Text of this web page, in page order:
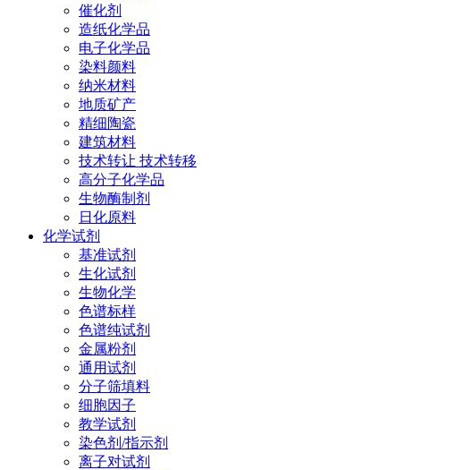
催化剂
造纸化学品
电子化学品
染料颜料
纳米材料
地质矿产
精细陶瓷
建筑材料
技术转让 技术转移
高分子化学品
生物酶制剂
日化原料
化学试剂
基准试剂
生化试剂
生物化学
色谱标样
色谱纯试剂
金属粉剂
通用试剂
分子筛填料
细胞因子
教学试剂
染色剂/指示剂
离子对试剂